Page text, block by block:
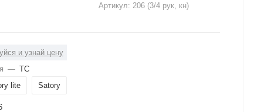
Артикул: 206 (3/4 рук, кн)
и узнай цену
— ТС
lite Satory